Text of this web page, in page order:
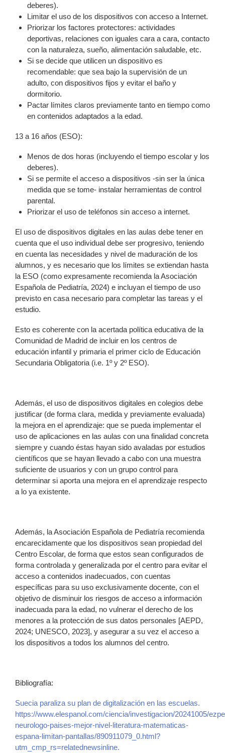
deberes).
Limitar el uso de los dispositivos con acceso a Internet.
Priorizar los factores protectores: actividades
deportivas, relaciones con iguales cara a cara, contacto
con la naturaleza, sueño, alimentación saludable, etc.
Si se decide que utilicen un dispositivo es
recomendable: que sea bajo la supervisión de un
adulto, con dispositivos fijos y evitar el baño y
dormitorio.
Pactar límites claros previamente tanto en tiempo como
en contenidos adaptados a la edad.
13 a 16 años (ESO):
Menos de dos horas (incluyendo el tiempo escolar y los
deberes).
Si se permite el acceso a dispositivos -sin ser la única
medida que se tome- instalar herramientas de control
parental.
Priorizar el uso de teléfonos sin acceso a internet.
El uso de dispositivos digitales en las aulas debe tener en
cuenta que el uso individual debe ser progresivo, teniendo
en cuenta las necesidades y nivel de maduración de los
alumnos, y es necesario que los límites se extiendan hasta
la ESO (como expresamente recomienda la Asociación
Española de Pediatría, 2024) e incluyan el tiempo de uso
previsto en casa necesario para completar las tareas y el
estudio.
Esto es coherente con la acertada política educativa de la
Comunidad de Madrid de incluir en los centros de
educación infantil y primaria el primer ciclo de Educación
Secundaria Obligatoria (i.e. 1º y 2º ESO).
Además, el uso de dispositivos digitales en colegios debe
justificar (de forma clara, medida y previamente evaluada)
la mejora en el aprendizaje: que se pueda implementar el
uso de aplicaciones en las aulas con una finalidad concreta
siempre y cuando éstas hayan sido avaladas por estudios
científicos que se hayan llevado a cabo con una muestra
suficiente de usuarios y con un grupo control para
determinar si aporta una mejora en el aprendizaje respecto
a lo ya existente.
Además, la Asociación Española de Pediatría recomienda
encarecidamente que los dispositivos sean propiedad del
Centro Escolar, de forma que estos sean configurados de
forma controlada y generalizada por el centro para evitar el
acceso a contenidos inadecuados, con cuentas
específicas para su uso exclusivamente docente, con el
objetivo de disminuir los riesgos de acceso a información
inadecuada para la edad, no vulnerar el derecho de los
menores a la protección de sus datos personales [AEPD,
2024; UNESCO, 2023], y asegurar a su vez el acceso a
los dispositivos a todos los alumnos del centro.
Bibliografía:
Suecia paraliza su plan de digitalización en las escuelas.
https://www.elespanol.com/ciencia/investigacion/20241005/
neurologo-paises-mejor-nivel-literatura-matematicas-
espana-limitan-pantallas/890911079_0.html?
utm_cmp_rs=relatednewsinline.